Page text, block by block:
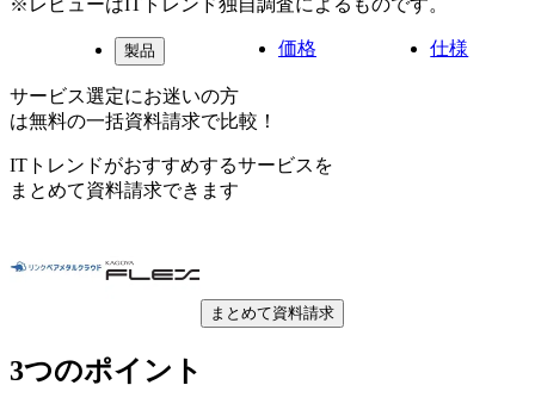
製品 価格 仕様
サービス選定にお迷いの方
は無料の一括資料請求で比較！
ITトレンドがおすすめするサービスを
まとめて資料請求できます
まとめて資料請求
3つのポイント